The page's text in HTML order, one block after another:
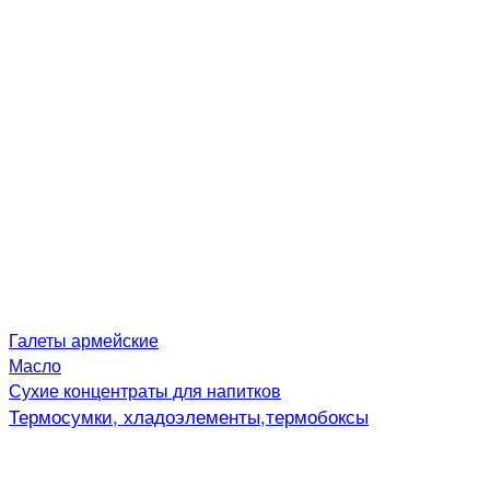
Галеты армейские
Масло
Сухие концентраты для напитков
Термосумки, хладоэлементы,термобоксы